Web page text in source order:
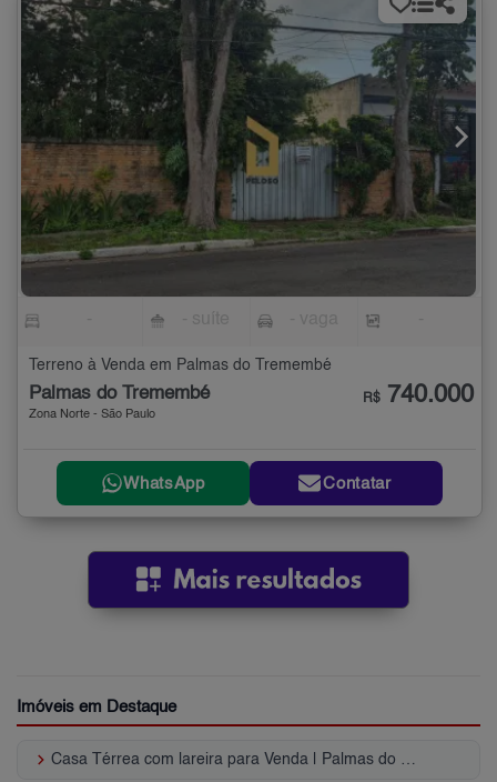
Terreno à Venda em Palmas do Tremembé
Palmas do Tremembé
Zona Norte - São Paulo
R$ 740.000
WhatsApp Contatar
Imóveis em Destaque
keyboard_arrow_right Casa Térrea com lareira para Venda | Palmas do Tremembé